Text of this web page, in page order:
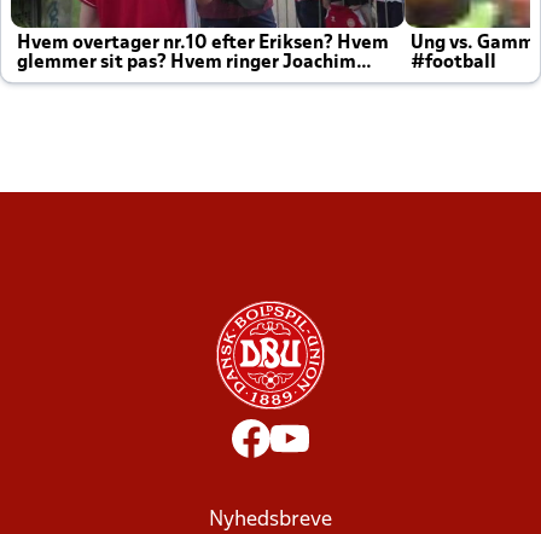
Hvem overtager nr.10 efter Eriksen? Hvem
glemmer sit pas? Hvem ringer Joachim
altid til efter kampe?
Ung vs.
#football
Nyhedsbreve